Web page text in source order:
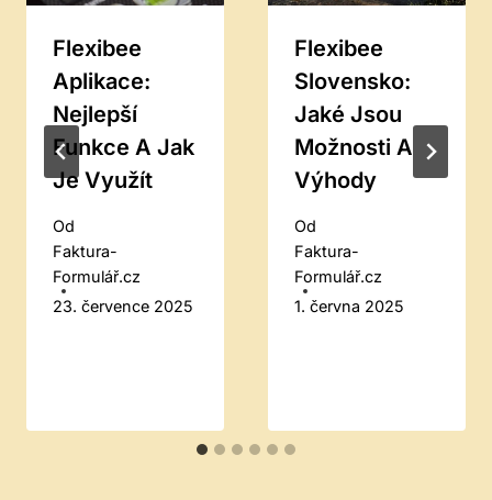
Flexibee
Aplikace:
Nejlepší
Funkce A Jak
Je Využít
Od
Faktura-
Formulář.cz
23. července 2025
Flexibee
Slovensko:
Jaké Jsou
Možnosti A
Výhody
Od
Faktura-
Formulář.cz
1. června 2025